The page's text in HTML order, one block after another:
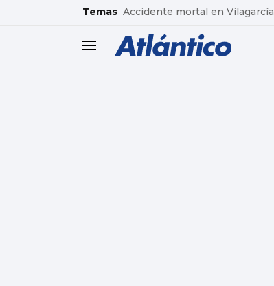
common.go-to-content
Temas Accidente mortal en Vilagarcía
header.menu.open